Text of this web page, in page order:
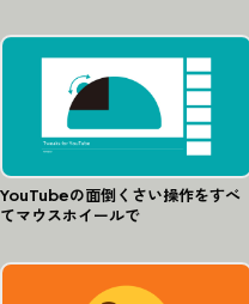
YouTubeの面倒くさい操作をすべ
てマウスホイールで